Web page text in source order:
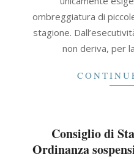
ombreggiatura di
stagione.
non deriva, per
Consiglio di
Ordinanza